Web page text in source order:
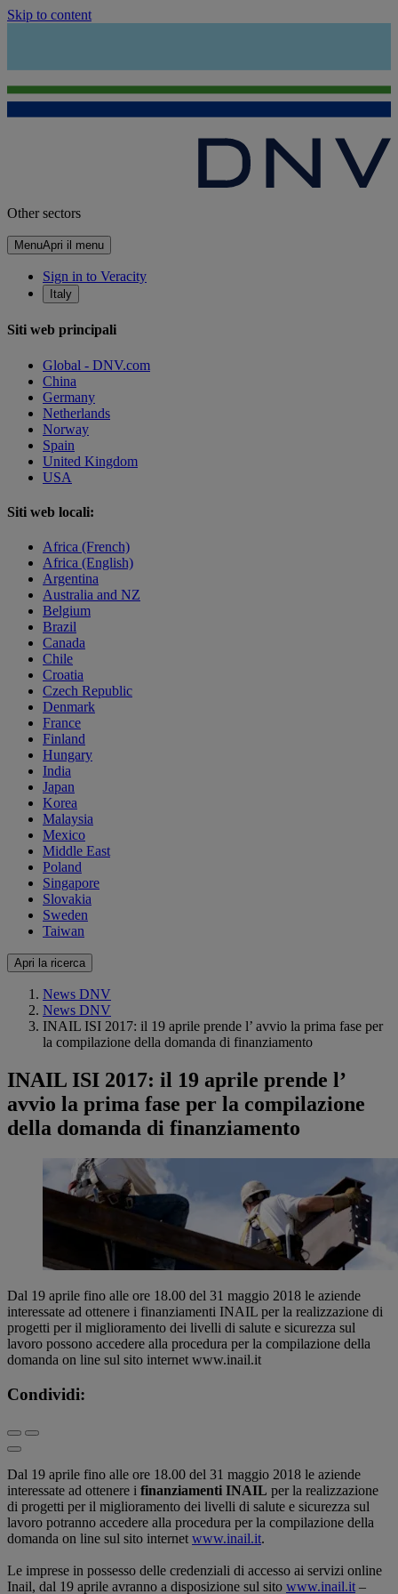
Skip to content
Other sectors
MenuApri il menu
Sign in to Veracity
Italy
Siti web principali
Global - DNV.com
China
Germany
Netherlands
Norway
Spain
United Kingdom
USA
Siti web locali:
Africa (French)
Africa (English)
Argentina
Australia and NZ
Belgium
Brazil
Canada
Chile
Croatia
Czech Republic
Denmark
France
Finland
Hungary
India
Japan
Korea
Malaysia
Mexico
Middle East
Poland
Singapore
Slovakia
Sweden
Taiwan
Apri la ricerca
News DNV
News DNV
INAIL ISI 2017: il 19 aprile prende l’ avvio la prima fase per
la compilazione della domanda di finanziamento
INAIL ISI 2017: il 19 aprile prende l’
avvio la prima fase per la compilazione
della domanda di finanziamento
Dal 19 aprile fino alle ore 18.00 del 31 maggio 2018 le aziende
interessate ad ottenere i finanziamenti INAIL per la realizzazione di
progetti per il miglioramento dei livelli di salute e sicurezza sul
lavoro possono accedere alla procedura per la compilazione della
domanda on line sul sito internet www.inail.it
Condividi:
Dal 19 aprile fino alle ore 18.00 del 31 maggio 2018 le aziende
interessate ad ottenere i finanziamenti INAIL per la realizzazione
di progetti per il miglioramento dei livelli di salute e sicurezza sul
lavoro potranno accedere alla procedura per la compilazione della
domanda on line sul sito internetwww.inail.it.
Le imprese in possesso delle credenziali di accesso ai servizi online
Inail, dal 19 aprile avranno a disposizione sul sito www.inail.it–